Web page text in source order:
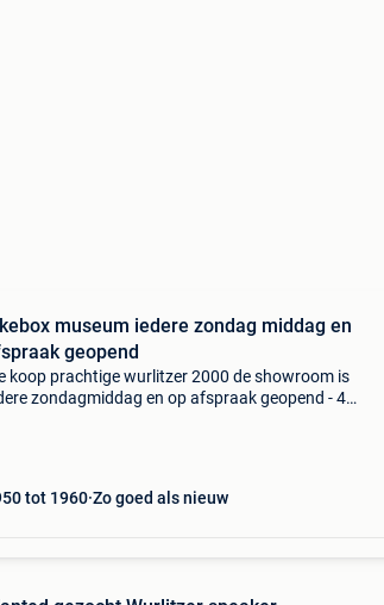
museum iedere zondag middag en
afspraak geopend
koop prachtige wurlitzer 2000 de showroom is
zondagmiddag en op afspraak geopend - 45
tot 1960 Zo goed als nieuw